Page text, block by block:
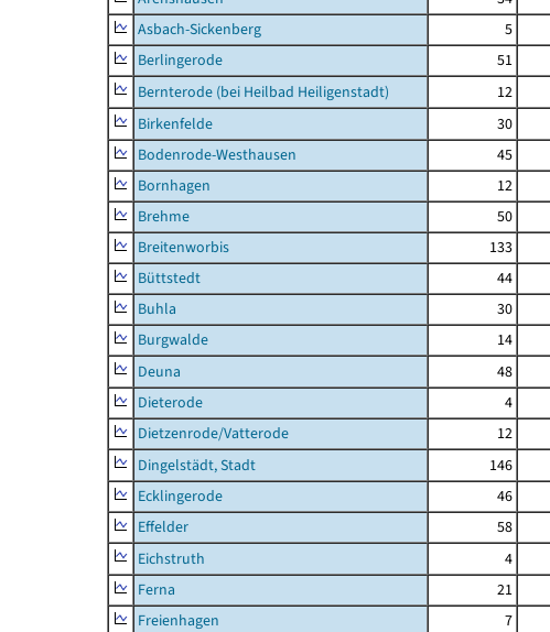
Asbach-Sickenberg
5
Berlingerode
51
Bernterode (bei Heilbad Heiligenstadt)
12
Birkenfelde
30
Bodenrode-Westhausen
45
Bornhagen
12
Brehme
50
Breitenworbis
133
Büttstedt
44
Buhla
30
Burgwalde
14
Deuna
48
Dieterode
4
Dietzenrode/Vatterode
12
Dingelstädt, Stadt
146
Ecklingerode
46
Effelder
58
Eichstruth
4
Ferna
21
Freienhagen
7